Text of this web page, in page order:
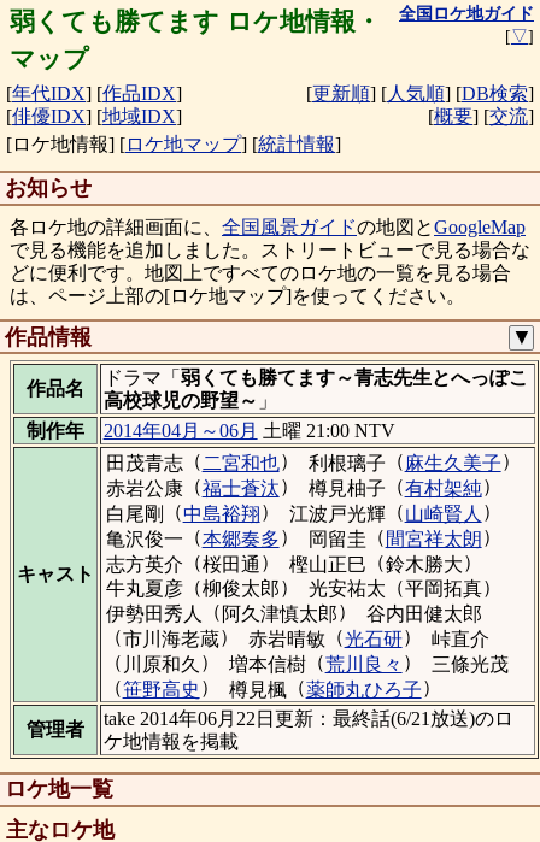
弱くても勝てます ロケ地情報・
マップ
全国ロケ地ガイド
[▽]
[年代IDX] [作品IDX]
[俳優IDX] [地域IDX]
[更新順] [人気順] [DB検索]
[概要] [交流]
[ロケ地情報] [ロケ地マップ] [統計情報]
お知らせ
各ロケ地の詳細画面に、 全国風景ガイドの地図とGoogleMap
で見る機能を追加しました。ストリートビューで見る場合な
どに便利です。地図上ですべてのロケ地の一覧を見る場合
は、ページ上部の[ロケ地マップ]を使ってください。
作品情報 ▼
作品名
ドラマ「 弱くても勝てます～青志先生とへっぽこ
高校球児の野望～ 」
制作年
2014年04月～06月 土曜 21:00 NTV
キャスト
田茂青志（ 二宮和也） 利根璃子 （麻生久美子）
赤岩公康（福士蒼汰） 樽見柚子 （有村架純）
白尾剛
（中島裕翔） 江波戸光輝 （山崎賢人 ）
亀沢俊一 （本郷奏多） 岡留圭 （ 間宮祥太朗）
志方英介 （桜田通 ） 樫山正巳 （鈴木勝大）
牛丸夏彦（柳俊太郎） 光安祐太 （平岡拓真）
伊勢田秀人
（ 阿久津慎太郎）
谷内田健太郎
（市川海老蔵） 赤岩晴敏 （光石研）
峠直介
（ 川原和久 ） 増本信樹（荒川良々 ）
三條光茂
（笹野高史 ） 樽見楓 （薬師丸ひろ子）
管理者
take 2014年06月22日更新：最終話(6/21放送)のロ
ケ地情報を掲載
ロケ地一覧
主なロケ地